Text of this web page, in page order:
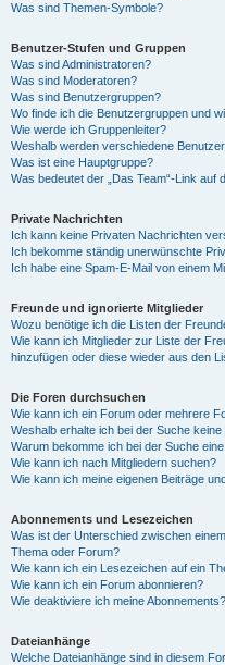
Was sind Themen-Symbole?
Benutzer-Stufen und Gruppen
Was sind Administratoren?
Was sind Moderatoren?
Was sind Benutzergruppen?
Wo finde ich die Benutzergruppen und
Wie werde ich Gruppenleiter?
Weshalb werden verschiedene
Was ist eine Hauptgruppe?
Was bedeutet der „Das Team“-Link auf
Private Nachrichten
Ich kann keine Privaten Nachrichten
Ich bekomme ständig unerwünschte
Ich habe eine Spam-E-Mail von einem
Freunde und ignorierte Mitglieder
Wozu benötige ich die Listen der
Wie kann ich Mitglieder zur Liste der
hinzufügen oder diese wieder aus den
Die Foren durchsuchen
Wie kann ich ein Forum oder mehrere
Weshalb erhalte ich bei der Suche
Warum bekomme ich bei der Suche
Wie kann ich nach Mitgliedern suchen?
Wie kann ich meine eigenen Beiträge
Abonnements und Lesezeichen
Was ist der Unterschied zwischen
Thema oder Forum?
Wie kann ich ein Lesezeichen auf ein
Wie kann ich ein Forum abonnieren?
Wie deaktiviere ich meine Abonnements?
Dateianhänge
Welche Dateianhänge sind in diesem